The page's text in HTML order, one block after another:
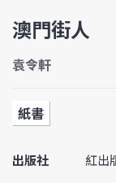
澳門街人
袁令軒
紙書
出版社
紅出